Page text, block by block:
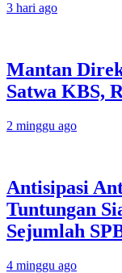
3 hari ago
Mantan
Satwa KBS,
2 minggu ago
Antisipasi
Tuntungan
Sejumlah
4 minggu ago